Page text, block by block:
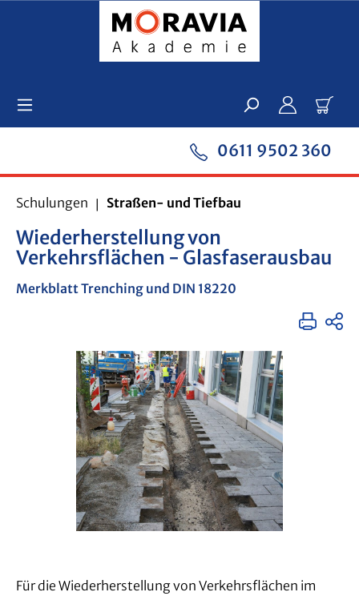
Zum Hauptinhalt springen
0611 9502 360
Schulungen Straßen- und Tiefbau
Wiederherstellung von
Verkehrsflächen - Glasfaserausbau
Merkblatt Trenching und DIN 18220
Bildergalerie überspringen
Für die Wiederherstellung von Verkehrsflächen im